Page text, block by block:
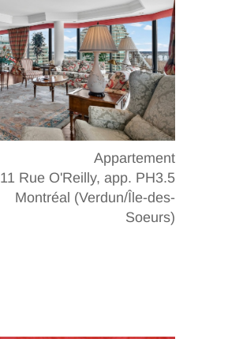
Appartement
11 Rue O'Reilly, app. PH3.5
Montréal (Verdun/Île-des-
Soeurs)